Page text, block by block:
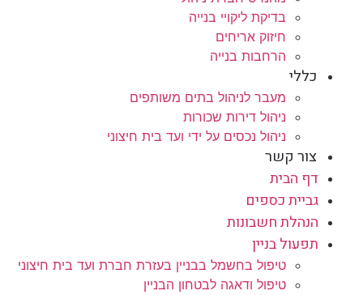
בדיקת ליקויי בנייה
חיזוק אריחים
הרחבות בנייה
כללי
מעבר לניהול בתים משותפים
ניהול דירות שכורות
ניהול נכסים על ידי ועד בית חיצוני
צור קשר
דף הבית
גביית כספים
הנהלת חשבונות
תפעול בניין
טיפול בחשמל בבניין בעזרת חברת ועד בית חיצוני
טיפול ודאגה לבטחון הבניין